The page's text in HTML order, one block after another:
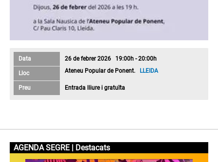
Data 26 de febrer 2026 19:00h - 20:00h
Lloc Ateneu Popular de Ponent. LLEIDA
Preu Entrada lliure i gratuïta
AGENDA SEGRE | Destacats